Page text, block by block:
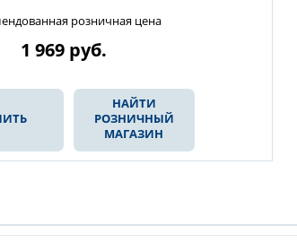
розничная цена
1 969 руб.
НАЙТИ
РОЗНИЧНЫЙ
МАГАЗИН